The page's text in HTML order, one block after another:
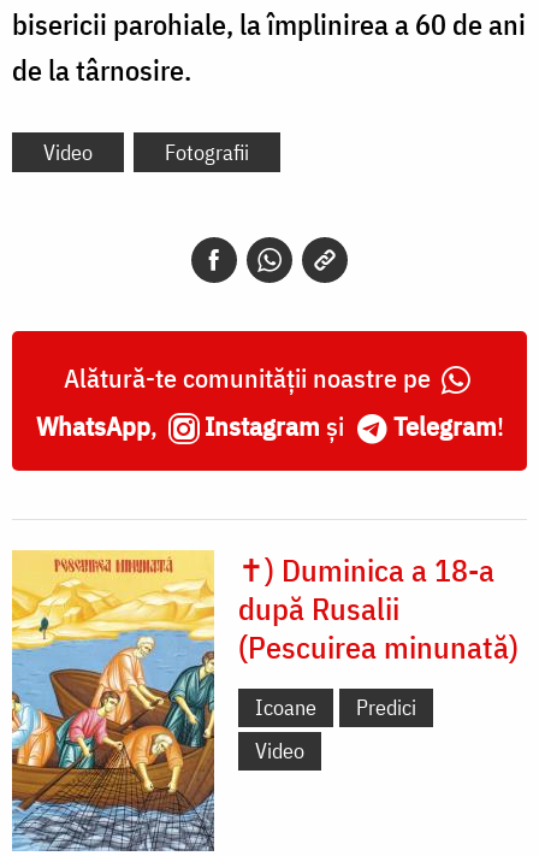
bisericii parohiale, la împlinirea a 60 de ani
de la târnosire.
Video Fotografii
Alătură-te comunității noastre pe
WhatsApp, Instagram și Telegram!
✝) Duminica a 18-a
după Rusalii
(Pescuirea minunată)
Icoane
Predici
Video